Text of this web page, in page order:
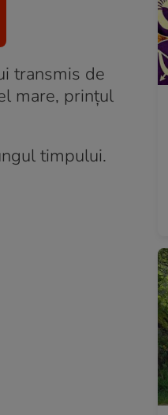
transmis de
mare, prințul
timpului.